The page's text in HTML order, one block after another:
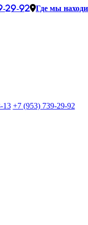
29-92
Где мы
13 +7 (953) 739-29-92